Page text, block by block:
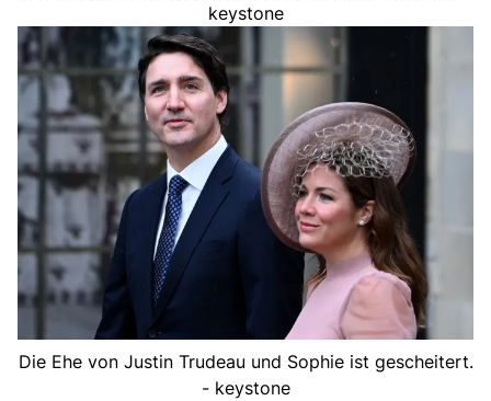
keystone
Die Ehe von Justin Trudeau und Sophie ist gescheitert.
- keystone